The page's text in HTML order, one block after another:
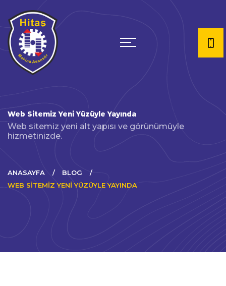
Web Sitemiz Yeni Yüzüyle Yayında
Web sitemiz yeni alt yapısı ve görünümüyle
hizmetinizde.
ANASAYFA
BLOG
WEB SITEMIZ YENI YÜZÜYLE YAYINDA